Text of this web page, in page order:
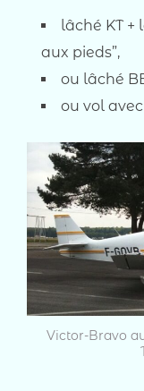
lâché KT +
aux pieds”,
ou lâché
ou vol
Victor-Bravo